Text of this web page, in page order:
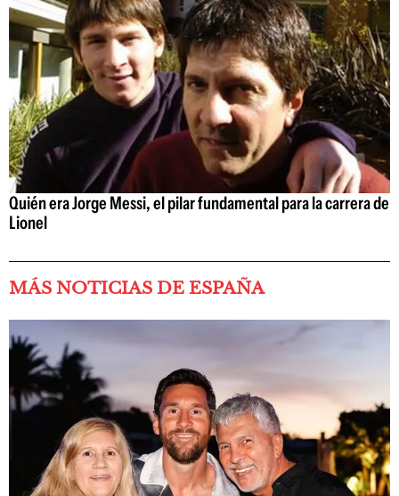
Quién era Jorge Messi, el pilar fundamental para la carrera de
Lionel
MÁS NOTICIAS DE ESPAÑA